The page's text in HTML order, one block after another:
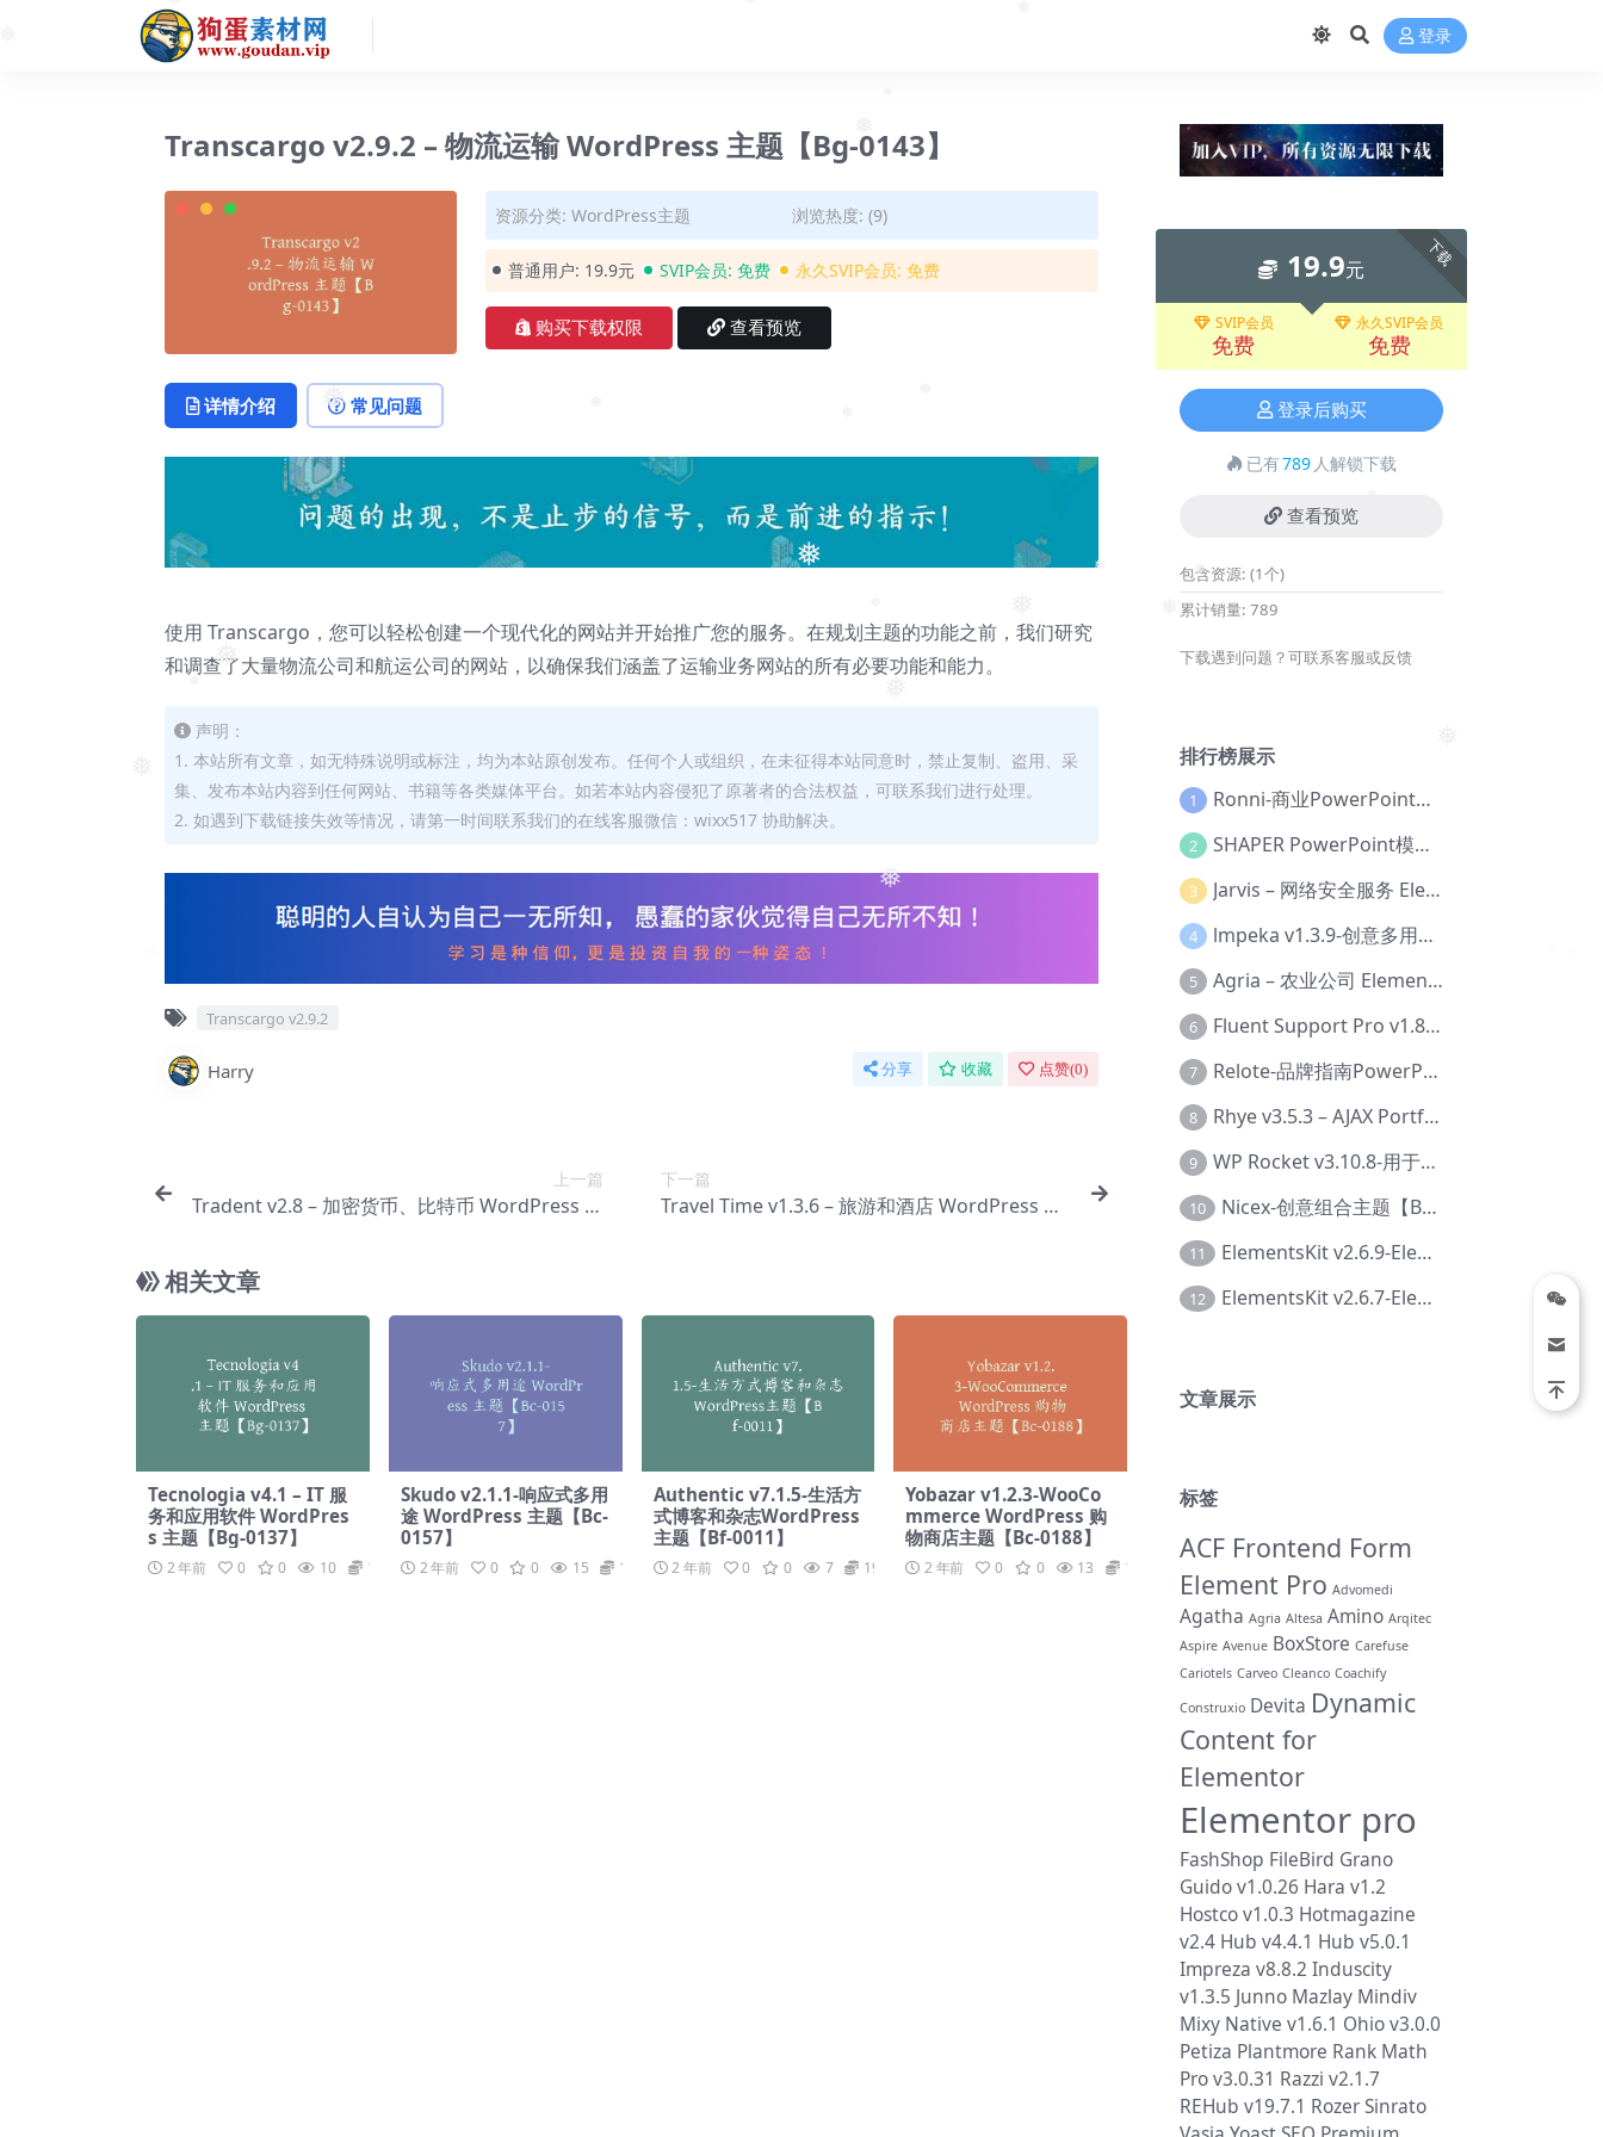
❅
❅
❅
❅ ❅
❅
❅
❅
❅
❅ 登录
Transcargo v2.9.2 – 物流运输 WordPress 主题【Bg-0143】
资源分类: WordPress主题 浏览热度: (9)
普通用户: 19.9元 SVIP会员: 免费 永久SVIP会员: 免费
购买下载权限 查看预览
详情介绍 常见问题
使用 Transcargo，您可以轻松创建一个现代化的网站并开始推广您的服务。在规划主题的功能之前，我们研究
和调查了大量物流公司和航运公司的网站，以确保我们涵盖了运输业务网站的所有必要功能和能力。
声明：
1. 本站所有文章，如无特殊说明或标注，均为本站原创发布。任何个人或组织，在未征得本站同意时，禁止复制、盗用、采
集、发布本站内容到任何网站、书籍等各类媒体平台。如若本站内容侵犯了原著者的合法权益，可联系我们进行处理。
2. 如遇到下载链接失效等情况，请第一时间联系我们的在线客服微信：wixx517 协助解决。
Transcargo v2.9.2
Harry 分享 收藏 点赞(0)
上一篇
Tradent v2.8 – 加密货币、比特币 WordPress 主
下一篇
Travel Time v1.3.6 – 旅游和酒店 WordPress 主
相关文章
Tecnologia v4.1 – IT 服
务和应用软件 WordPres
s 主题【Bg-0137】
2 年前 0 0 10 19.9
Skudo v2.1.1-响应式多用
途 WordPress 主题【Bc-
0157】
2 年前 0 0 15 19.9
Authentic v7.1.5-生活方
式博客和杂志WordPress
主题【Bf-0011】
2 年前 0 0 7 19.9
Yobazar v1.2.3-WooCo
mmerce WordPress 购
物商店主题【Bc-0188】
2 年前 0 0 13 19.9
下载
19.9元
SVIP会员
免费
永久SVIP会员
免费
登录后购买
已有789 人解锁下载
查看预览
包含资源: (1个)
累计销量: 789
下载遇到问题？可联系客服或反馈
排行榜展示
1 Ronni-商业PowerPoint模板【Dc-0077】
2 SHAPER PowerPoint模板【Dc-0184】
3 Jarvis – 网络安全服务 Elementor 模板套件【Aa-0035】
4 lmpeka v1.3.9-创意多用途 WordPress 主题【Be-0064】
5 Agria – 农业公司 Elementor Pro 模板套件【Aa-0003】
6 Fluent Support Pro v1.8.1 – WordPress 支持票务系统【Cc-0041】
7 Relote-品牌指南PowerPoint模板【Dc-0076】
8 Rhye v3.5.3 – AJAX Portfolio WordPress 主题【Bi-0049】
9 WP Rocket v3.10.8-用于wordpress速度优化的缓存加速插件【Cd-0019】
10 Nicex-创意组合主题【Be-0092】
11 ElementsKit v2.6.9-Elementor插件【Ab-0161】
12 ElementsKit v2.6.7-Elementor插件【Ab-0162】
文章展示
标签
ACF Frontend Form
Element Pro Advomedi
Agatha Agria Altesa Amino Arqitec
Aspire Avenue BoxStore Carefuse
Cariotels Carveo Cleanco Coachify
Construxio Devita Dynamic
Content for
Elementor
Elementor pro
FashShop FileBird Grano
Guido v1.0.26 Hara v1.2
Hostco v1.0.3 Hotmagazine
v2.4 Hub v4.4.1 Hub v5.0.1
Impreza v8.8.2 Induscity
v1.3.5 Junno Mazlay Mindiv
Mixy Native v1.6.1 Ohio v3.0.0
Petiza Plantmore Rank Math
Pro v3.0.31 Razzi v2.1.7
REHub v19.7.1 RozerSinrato